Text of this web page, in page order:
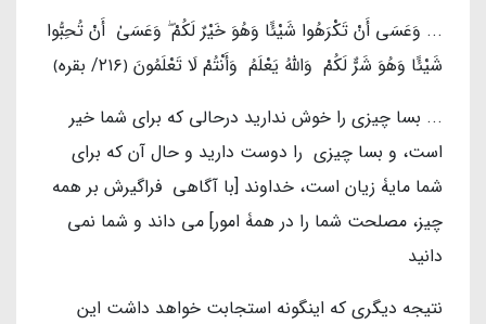
... وَعَسَى أَنْ تَكْرَهُوا شَيْئًا وَهُوَ خَيْرٌ لَكُمْ ۖ وَعَسَىٰ أَنْ تُحِبُّوا
شَيْئًا وَهُوَ شَرٌّ لَكُمْ وَاللَّهُ يَعْلَمُ وَأَنْتُمْ لَا تَعْلَمُونَ ﴿٢١٦/ بقره﴾
... بسا چیزی را خوش ندارید درحالی که برای شما خیر
است، و بسا چیزی را دوست دارید و حال آن که برای
شما مایۀ زیان است، خداوند [با آگاهی فراگیرش بر همه
چیز، مصلحت شما را در همۀ امور] می داند و شما نمی
دانید
نتیجه دیگری که اینگونه استجابت خواهد داشت این